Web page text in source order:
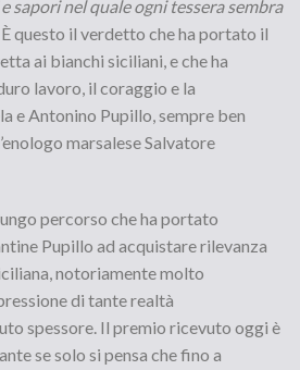
sapori nel quale ogni tessera sembra
È questo il verdetto che ha portato il
ai bianchi siciliani, e che ha
lavoro, il coraggio e la
e Antonino Pupillo, sempre ben
marsalese Salvatore
percorso che ha portato
Pupillo ad acquistare rilevanza
notoriamente molto
di tante realtà
spessore. Il premio ricevuto oggi è
se solo si pensa che fino a